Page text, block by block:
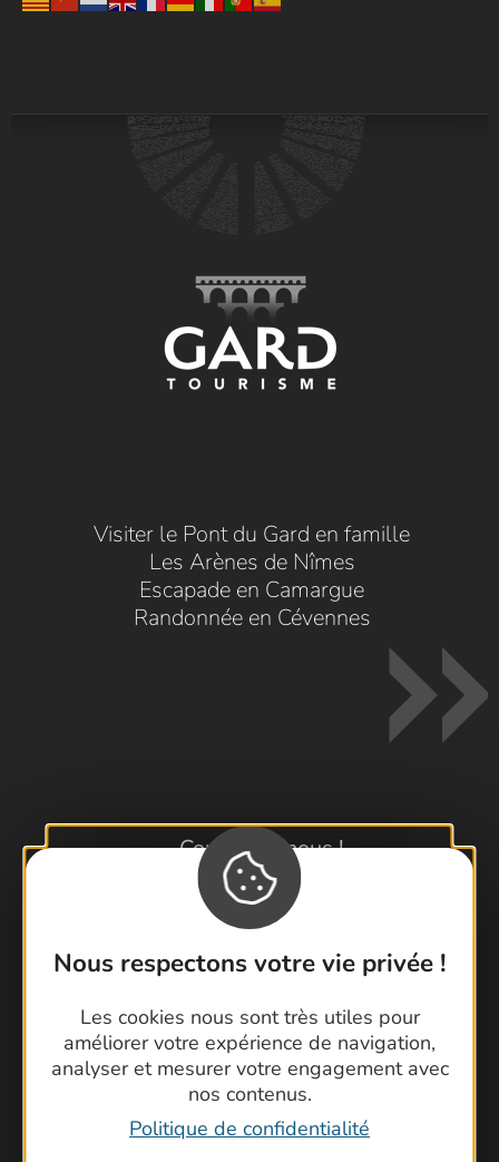
Nous respectons votre vie privée !
Les cookies nous sont très utiles pour
améliorer votre expérience de navigation,
analyser et mesurer votre engagement avec
nos contenus.
Politique de confidentialité
Visiter le Pont du Gard en famille
Les Arènes de Nîmes
Escapade en Camargue
Randonnée en Cévennes
Contactez-nous !
Foire aux questions
Brochures
Cartoguides et Topoguides
Latitude Gard